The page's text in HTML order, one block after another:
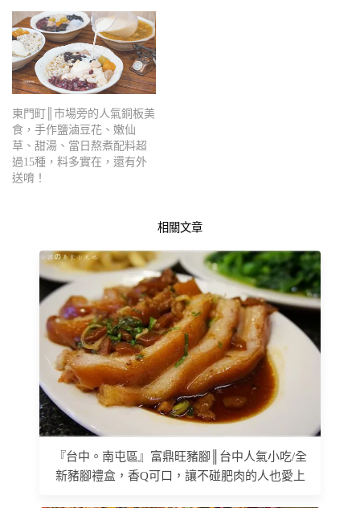
東門町║市場旁的人氣銅板美
食，手作鹽滷豆花、嫩仙
草、甜湯、當日熬煮配料超
過15種，料多實在，還有外
送唷！
相關文章
『台中。南屯區』富鼎旺豬腳║台中人氣小吃/全
新豬腳禮盒，香Q可口，讓不碰肥肉的人也愛上